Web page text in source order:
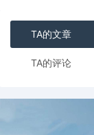
TA的文章
TA的评论